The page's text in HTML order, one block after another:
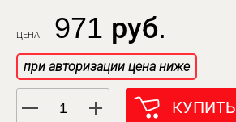
ЦЕНА 971 руб.
при авторизации цена ниже
КУПИТЬ